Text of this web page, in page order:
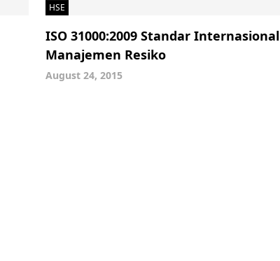
HSE
ISO 31000:2009 Standar Internasional
Manajemen Resiko
August 24, 2015